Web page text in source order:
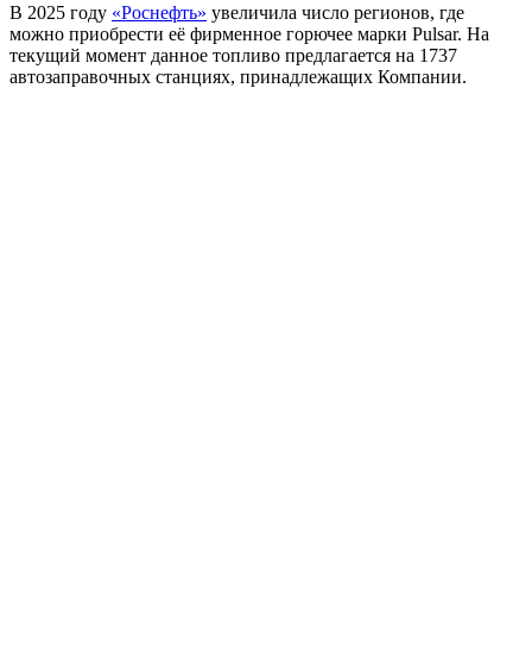
В 2025 году «Роснефть» увеличила число регионов, где
можно приобрести её фирменное горючее марки Pulsar. На
текущий момент данное топливо предлагается на 1737
автозаправочных станциях, принадлежащих Компании.